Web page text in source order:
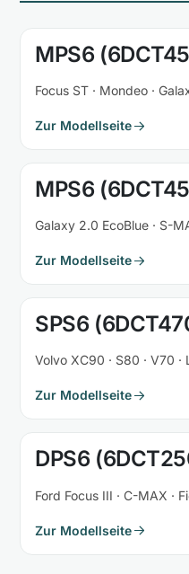
MPS6
Focus ST · Mondeo ·
Zur Modellseite
MPS6
Galaxy 2.0 EcoBlue · S-
Zur Modellseite
SPS6
Volvo XC90 · S80 · V70
Zur Modellseite
DPS6
Ford Focus III · C-MAX ·
Zur Modellseite